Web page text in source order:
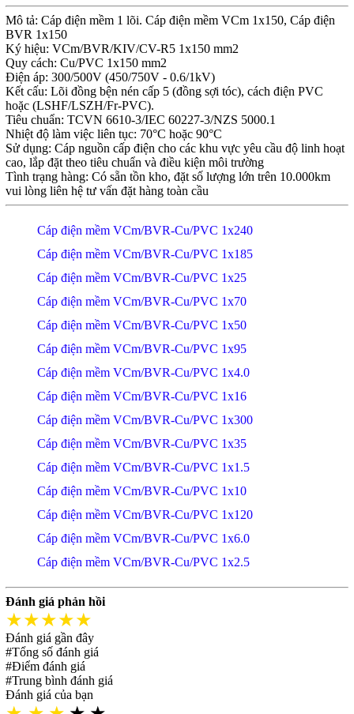
Mô tả: Cáp điện mềm 1 lõi. Cáp điện mềm VCm 1x150, Cáp điện
BVR 1x150
Ký hiệu: VCm/BVR/KIV/CV-R5 1x150 mm2
Quy cách: Cu/PVC 1x150 mm2
Điện áp: 300/500V (450/750V - 0.6/1kV)
Kết cấu: Lõi đồng bện nén cấp 5 (đồng sợi tóc), cách điện PVC
hoặc (LSHF/LSZH/Fr-PVC).
Tiêu chuẩn: TCVN 6610-3/IEC 60227-3/NZS 5000.1
Nhiệt độ làm việc liên tục: 70°C hoặc 90°C
Sử dụng: Cáp nguồn cấp điện cho các khu vực yêu cầu độ linh hoạt
cao, lắp đặt theo tiêu chuẩn và điều kiện môi trường
Tình trạng hàng: Có sẵn tồn kho, đặt số lượng lớn trên 10.000km
vui lòng liên hệ tư vấn đặt hàng toàn cầu
Cáp điện mềm VCm/BVR-Cu/PVC 1x240
Cáp điện mềm VCm/BVR-Cu/PVC 1x185
Cáp điện mềm VCm/BVR-Cu/PVC 1x25
Cáp điện mềm VCm/BVR-Cu/PVC 1x70
Cáp điện mềm VCm/BVR-Cu/PVC 1x50
Cáp điện mềm VCm/BVR-Cu/PVC 1x95
Cáp điện mềm VCm/BVR-Cu/PVC 1x4.0
Cáp điện mềm VCm/BVR-Cu/PVC 1x16
Cáp điện mềm VCm/BVR-Cu/PVC 1x300
Cáp điện mềm VCm/BVR-Cu/PVC 1x35
Cáp điện mềm VCm/BVR-Cu/PVC 1x1.5
Cáp điện mềm VCm/BVR-Cu/PVC 1x10
Cáp điện mềm VCm/BVR-Cu/PVC 1x120
Cáp điện mềm VCm/BVR-Cu/PVC 1x6.0
Cáp điện mềm VCm/BVR-Cu/PVC 1x2.5
Đánh giá phản hồi
★★★★★
Đánh giá gần đây
#Tổng số đánh giá
#Điểm đánh giá
#Trung bình đánh giá
Đánh giá của bạn